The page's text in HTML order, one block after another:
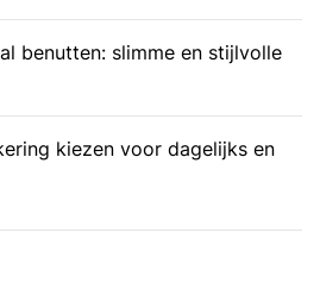
benutten: slimme en stijlvolle
kiezen voor dagelijks en